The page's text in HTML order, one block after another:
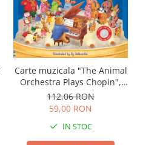
Carte muzicala "The Animal
Orchestra Plays Chopin",
cartonata, Usborne
112,06 RON
59,00 RON
IN STOC